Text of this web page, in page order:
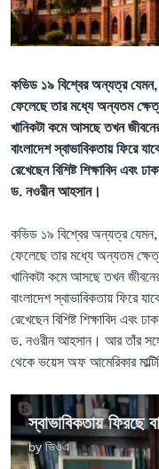
Learning English
FOLLOW US
অন্য ভাষায় ওয়েব সাইট
কভিড ১৯ বিশ্বের অন্যত্র যেমন,
ফেলেছে তার মধ্যে অন্যতম
খানিকটা কমে আসছে তখন
বাংলাদেশ স্বাভাবিকতায় ফিরে
রেখেছেন বিশিষ্ট শিক্ষাবিদ এবং
ড. নওরীন আহসান।
কভিড ১৯ বিশ্বের অন্যত্র যেমন,
ফেলেছে তার মধ্যে অন্যতম
খানিকটা কমে আসছে তখন
বাংলাদেশ স্বাভাবিকতায় ফিরে
রেখেছেন বিশিষ্ট শিক্ষাবিদ এবং
ড. নওরীন আহসান। আর তাঁর সঙ্গে
থেকে ভয়েস অফ আমেরিকার
byভিওএ